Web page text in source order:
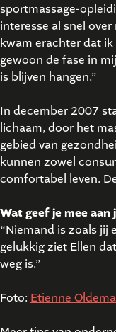
sportmassage-
interesse al snel
kwam erachter dat ik
gewoon de fase in
is blijven hangen.”
In december 2007
lichaam, door het
gebied van
kunnen zowel
comfortabel leven.
Wat geef je mee
“Niemand is zoals jij
gelukkig ziet Ellen
weg is.”
Foto: Etienne